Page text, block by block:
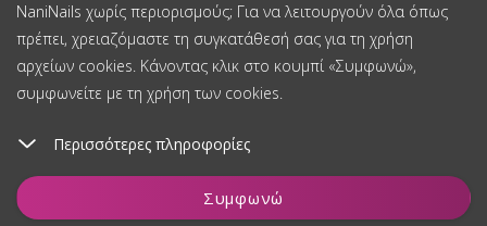
NaniNails χωρίς περιορισμούς; Για να λειτουργούν όλα όπως
πρέπει, χρειαζόμαστε τη συγκατάθεσή σας για τη χρήση
αρχείων cookies. Κάνοντας κλικ στο κουμπί «Συμφωνώ»,
συμφωνείτε με τη χρήση των cookies.
Περισσότερες πληροφορίες
Συμφωνώ